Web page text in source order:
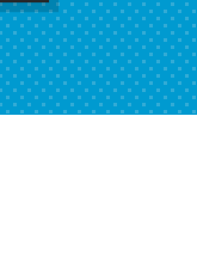
ろうなと凄く思
め。自分はこの流